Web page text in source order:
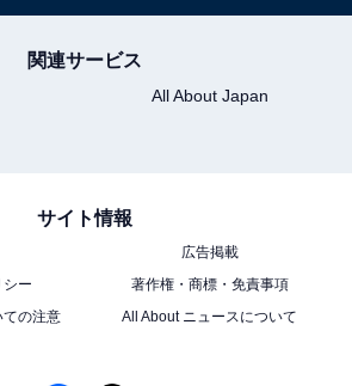
関連サービス
All About Japan
サイト情報
広告掲載
シー
著作権・商標・免責事項
の注意
All About ニュースについて